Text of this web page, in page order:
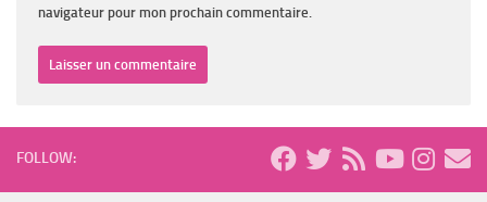
navigateur pour mon prochain commentaire.
FOLLOW: